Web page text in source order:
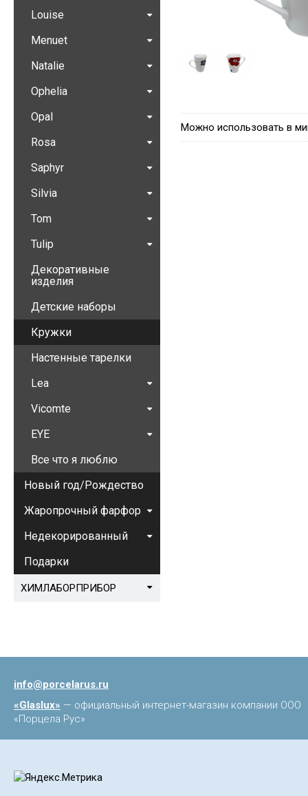
Можно использовать в
Louise
Menuet
Natalie
Ophelia
Opal
Rosa
Saphyr
Silvia
Tom
Tulip
Декоративные
изделия
Детские наборы
Кружки
Настенные тарелки
Lea
Vicomte
EYE
Все что я люблю
Новый год/Рождество
Жаропрочный фарфор
Недекорированный
Подарки
ХИМЛАБОРПРИБОР
info@porcelarus.ru
«Glaslux» — официальный интернет-магазин компании ООО
«Порцела Рус»